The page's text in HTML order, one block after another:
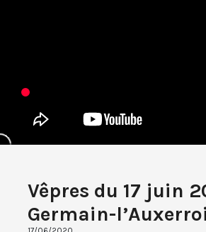
Vêpres du 17 juin
Germain-